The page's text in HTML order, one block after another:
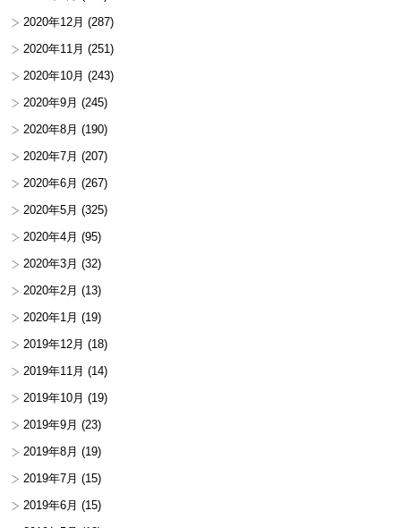
2020年12月 (287)
2020年11月 (251)
2020年10月 (243)
2020年9月 (245)
2020年8月 (190)
2020年7月 (207)
2020年6月 (267)
2020年5月 (325)
2020年4月 (95)
2020年3月 (32)
2020年2月 (13)
2020年1月 (19)
2019年12月 (18)
2019年11月 (14)
2019年10月 (19)
2019年9月 (23)
2019年8月 (19)
2019年7月 (15)
2019年6月 (15)